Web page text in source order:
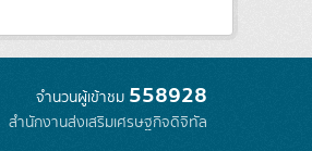
จำนวนผู้เข้าชม 558928
สำนักงานส่งเสริมเศรษฐกิจดิจิทัล